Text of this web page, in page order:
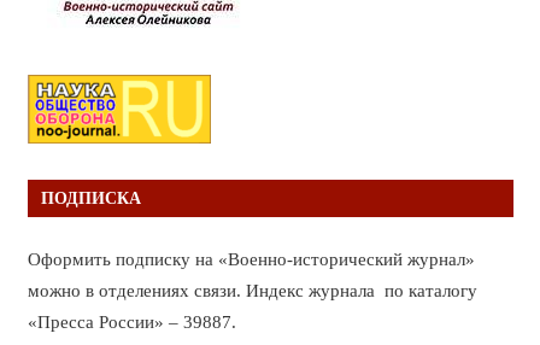
ПОДПИСКА
Оформить подписку на «Военно-исторический журнал»
можно в отделениях связи. Индекс журнала по каталогу
«Пресса России» – 39887.